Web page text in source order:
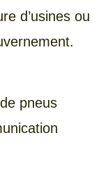
d’usines ou
pneus